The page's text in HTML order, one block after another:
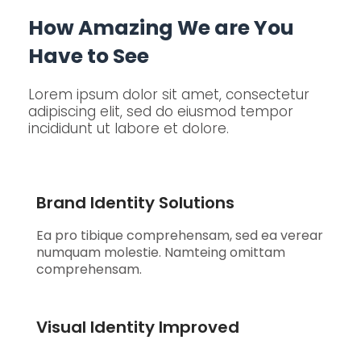
How Amazing We are You
Have to See
Lorem ipsum dolor sit amet, consectetur
adipiscing elit, sed do eiusmod tempor
incididunt ut labore et dolore.
Brand Identity Solutions
Ea pro tibique comprehensam, sed ea verear
numquam molestie. Namteing omittam
comprehensam.
Visual Identity Improved